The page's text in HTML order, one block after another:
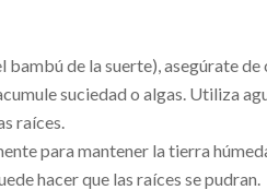
bambú de la suerte), asegúrate de
suciedad o algas. Utiliza
raíces.
para mantener la tierra
hacer que las raíces se pudran.